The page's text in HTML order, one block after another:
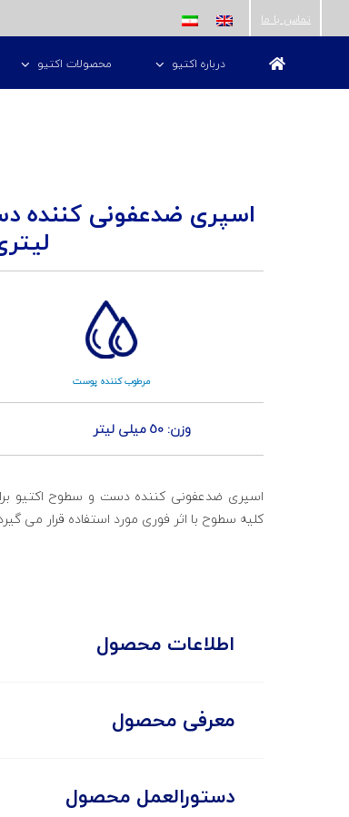
کردن
تماس با ما
درباره اکتیو محصولات اکتیو
مرطوب کننده پوست
وزن: 50 میلی لیتر
اسپری ضدعفونی کننده دست و سطوح اکتیو
کلیه سطوح با اثر فوری مورد استفاده قرار می
اطلاعات محصول
معرفی محصول
دستورالعمل محصول